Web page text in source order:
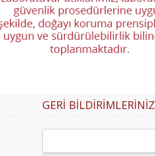
GERI BILDIRIMLERINIZ